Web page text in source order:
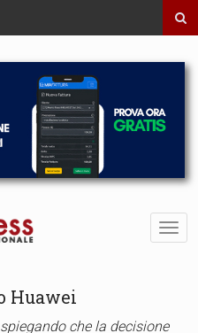
Huawei
che la decisione